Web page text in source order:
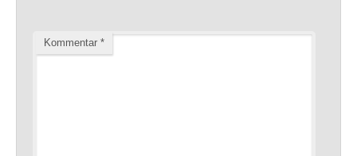
Kommentar *